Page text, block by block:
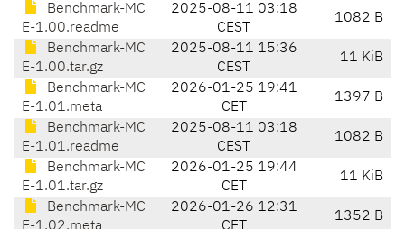
Benchmark-MC
E-1.00.readme
2025-08-11 03:18
CEST
1082 B
Benchmark-MC
E-1.00.tar.gz
2025-08-11 15:36
CEST
11 KiB
Benchmark-MC
E-1.01.meta
2026-01-25 19:41
CET
1397 B
Benchmark-MC
E-1.01.readme
2025-08-11 03:18
CEST
1082 B
Benchmark-MC
E-1.01.tar.gz
2026-01-25 19:44
CET
11 KiB
Benchmark-MC
2026-01-26 12:31
1352 B